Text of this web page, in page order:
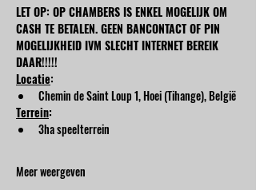
LET OP: OP CHAMBERS IS ENKEL MOGELIJK OM
CASH TE BETALEN. GEEN BANCONTACT OF PIN
MOGELIJKHEID IVM SLECHT INTERNET BEREIK
DAAR!!!!!
Locatie:
Chemin de Saint Loup 1, Hoei (Tihange), België
Terrein:
3ha speelterrein
Meer weergeven